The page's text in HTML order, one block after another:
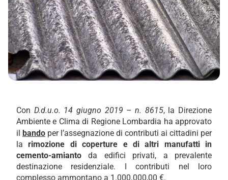
Con D.d.u.o. 14 giugno 2019 – n. 8615, la Direzione
Ambiente e Clima di Regione Lombardia ha approvato
il
bando per l’assegnazione di contributi ai cittadini per
larimozione di coperture e di altri manufatti in
cemento-amianto da edifici privati, a prevalente
destinazione residenziale. I contributi nel loro
complesso ammontano a 1.000.000,00 €.